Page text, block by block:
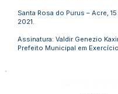
Santa Rosa do Purus – Acre,
2021.
Assinatura: Valdir Genezio
Prefeito Municipal em Exercício